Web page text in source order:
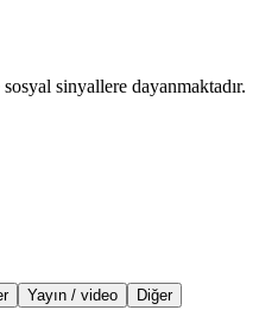
sinyallere dayanmaktadır.
Yayın / video
Diğer